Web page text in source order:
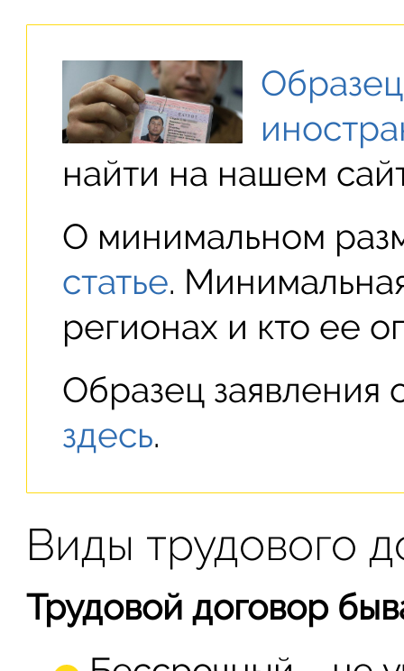
найти на нашем
О минимальном
статье.
регионах и кто ее
Образец заявления
здесь.
Виды трудового
Трудовой договор